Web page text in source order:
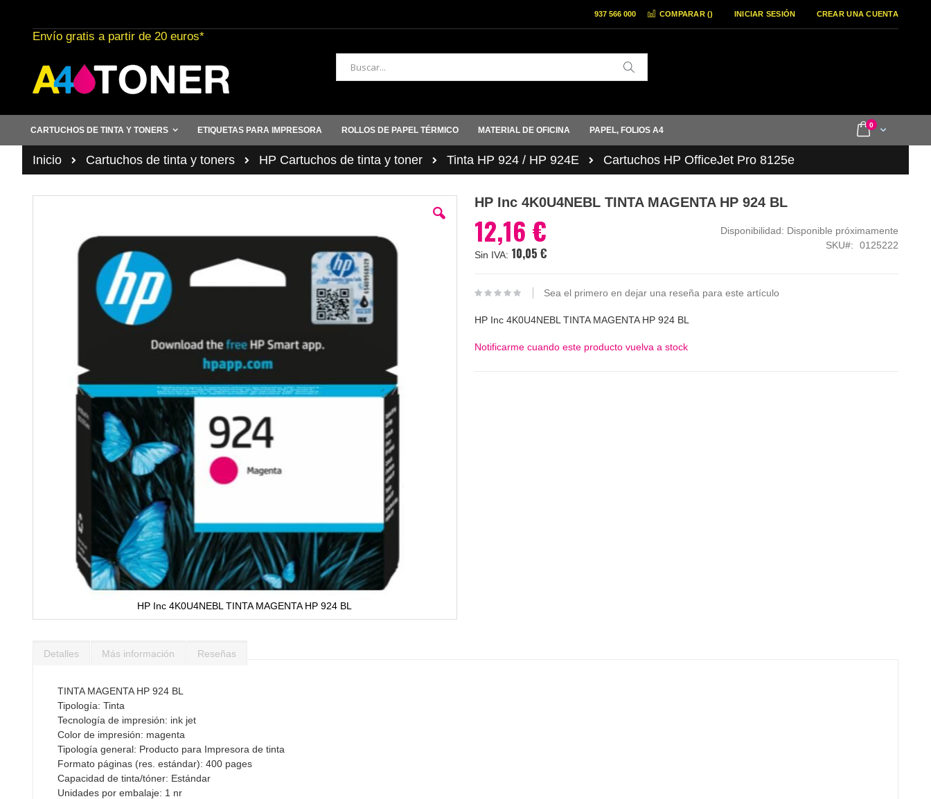
al
contenido
COMPARAR () INICIAR SESIÓN CREAR UNA CUENTA
937 566 000
Envío gratis a partir de 20 euros*
Buscar
Cart
0items
CARTUCHOS DE TINTA Y TONERS ETIQUETAS PARA IMPRESORA ROLLOS DE PAPEL TÉRMICO MATERIAL DE OFICINA PAPEL, FOLIOS A4
Inicio Cartuchos de tinta y toners HP Cartuchos de tinta y toner Tinta HP 924 / HP 924E Cartuchos HP OfficeJet Pro 8125e
HP Inc 4K0U4NEBL TINTA MAGENTA HP 924 BL
comienzo
galería
imágenes
HP Inc 4K0U4NEBL TINTA MAGENTA HP 924 BL
12,16 €
10,05 €
Disponibilidad: Disponible próximamente
SKU
0125222
Sea el primero en dejar una reseña para este artículo
HP Inc 4K0U4NEBL TINTA MAGENTA HP 924 BL
Notificarme cuando este producto vuelva a stock
Detalles
TINTA MAGENTA HP 924 BL
Tipología: Tinta
Tecnología de impresión: ink jet
Color de impresión: magenta
Tipología general: Producto para Impresora de tinta
Formato páginas (res. estándar): 400 pages
Capacidad de tinta/tóner: Estándar
Unidades por embalaje: 1 nr
Más información Reseñas